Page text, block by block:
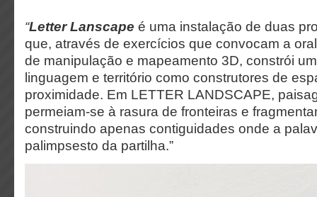
“Letter Lanscape é uma instalação de duas
que, através de exercícios que convocam a
de manipulação e mapeamento 3D, constrói
linguagem e território como construtores de
proximidade. Em LETTER LANDSCAPE,
permeiam-se à rasura de fronteiras e
construindo apenas contiguidades onde a
palimpsesto da partilha.”